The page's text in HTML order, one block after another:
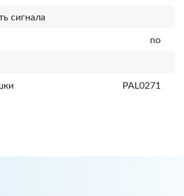
сигнала
no
PAL0271